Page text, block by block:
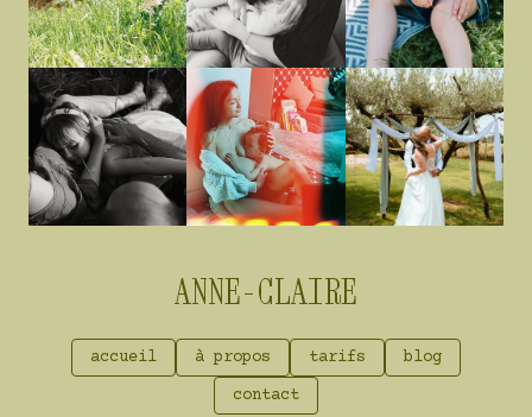
ANNE-CLAIRE
accueil à propos tarifs
blog
contact